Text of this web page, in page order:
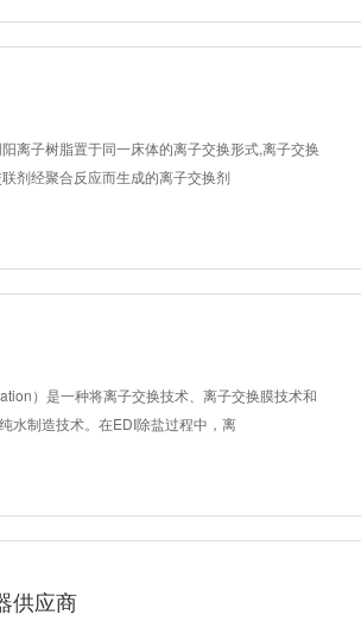
离子树脂置于同一床体的离子交换形式,离子交换
剂经聚合反应而生成的离子交换剂
）是一种将离子交换技术、离子交换膜技术和
水制造技术。在EDI除盐过程中，离
供应商